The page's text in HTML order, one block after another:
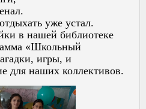
уже устал.
в нашей библиотеке
«Школьный
игры, и
для наших коллективов.